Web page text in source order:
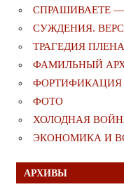
СПРАШИВАЕТЕ
СУЖДЕНИЯ.
ТРАГЕДИЯ ПЛЕНА
ФАМИЛЬНЫЙ
ФОРТИФИКАЦИЯ
ФОТО
ХОЛОДНАЯ
ЭКОНОМИКА И
АРХИВЫ